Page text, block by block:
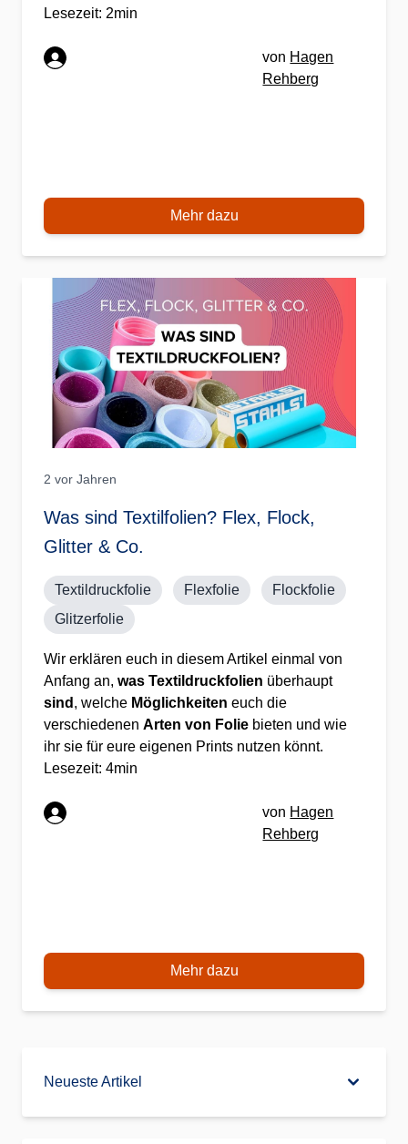
Lesezeit: 2min
von Hagen
Rehberg
Mehr dazu
2 vor Jahren
Was sind Textilfolien? Flex, Flock,
Glitter & Co.
Textildruckfolie Flexfolie
Flockfolie
Glitzerfolie
Wir erklären euch in diesem Artikel einmal von
Anfang an, was Textildruckfolien überhaupt
sind , welche Möglichkeiten euch die
verschiedenen Arten von Folie bieten und wie
ihr sie für eure eigenen Prints nutzen könnt.
Lesezeit: 4min
von Hagen
Rehberg
Mehr dazu
Neueste Artikel